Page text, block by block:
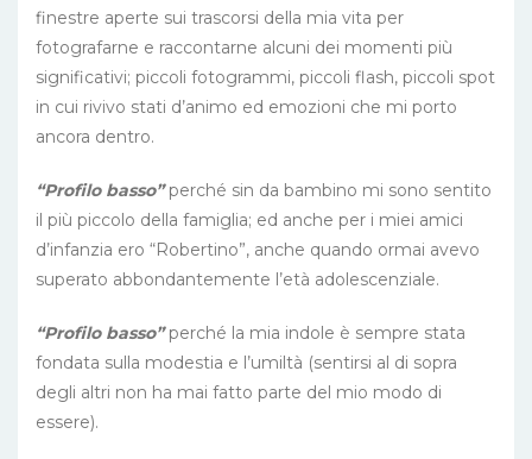
finestre aperte sui trascorsi della mia vita per
fotografarne e raccontarne alcuni dei momenti più
significativi; piccoli fotogrammi, piccoli flash, piccoli spot
in cui rivivo stati d’animo ed emozioni che mi porto
ancora dentro.
“Profilo basso”perché sin da bambino mi sono sentito
il più piccolo della famiglia; ed anche per i miei amici
d’infanzia ero “Robertino”, anche quando ormai avevo
superato abbondantemente l’età adolescenziale.
“Profilo basso”perché la mia indole è sempre stata
fondata sulla modestia e l’umiltà (sentirsi al di sopra
degli altri non ha mai fatto parte del mio modo di
essere).